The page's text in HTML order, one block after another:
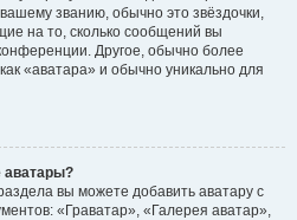
званию, обычно это звёздочки,
на то, сколько сообщений вы
Другое, обычно более
«аватара» и обычно уникально для
аватары?
вы можете добавить аватару с
«Граватар», «Галерея аватар»,